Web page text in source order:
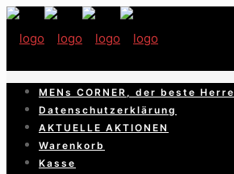
MENs CORNER, der beste
Datenschutzerklärung
AKTUELLE AKTIONEN
Warenkorb
Kasse